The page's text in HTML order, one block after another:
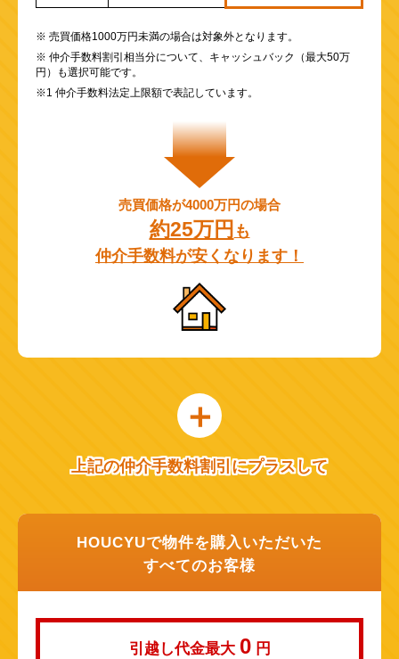
※ 売買価格1000万円未満の場合は対象外となります。
※ 仲介手数料割引相当分について、キャッシュバック（最大50万
円）も選択可能です。
※1 仲介手数料法定上限額で表記しています。
売買価格が4000万円の場合
約25万円 も
仲介手数料が安くなります！
上記の仲介手数料割引にプラスして
HOUCYUで物件を購入いただいた
すべてのお客様
引越し代金最大 0 円